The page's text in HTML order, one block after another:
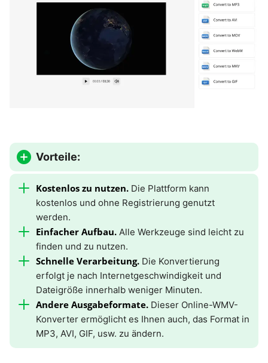
Vorteile:
Kostenlos zu nutzen. Die Plattform kann
kostenlos und ohne Registrierung genutzt
werden.
Einfacher Aufbau. Alle Werkzeuge sind leicht zu
finden und zu nutzen.
Schnelle Verarbeitung. Die Konvertierung
erfolgt je nach Internetgeschwindigkeit und
Dateigröße innerhalb weniger Minuten.
Andere Ausgabeformate. Dieser Online-WMV-
Konverter ermöglicht es Ihnen auch, das Format in
MP3, AVI, GIF, usw. zu ändern.